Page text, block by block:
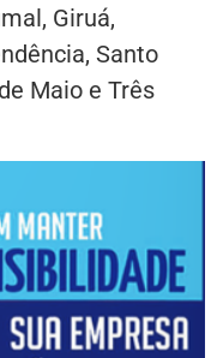
Giruá,
Santo
Maio e Três